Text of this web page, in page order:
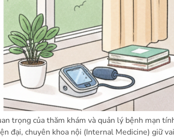
trọng của thăm khám và quản lý bệnh mạn
đại, chuyên khoa nội (Internal Medicine) giữ